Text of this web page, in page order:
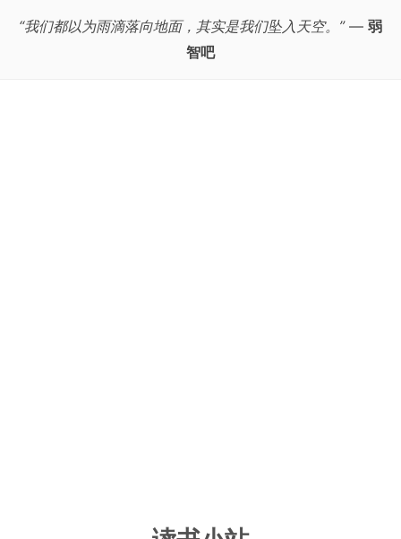
“我们都以为雨滴落向地面，其实是我们坠入天空。”— 弱
智吧